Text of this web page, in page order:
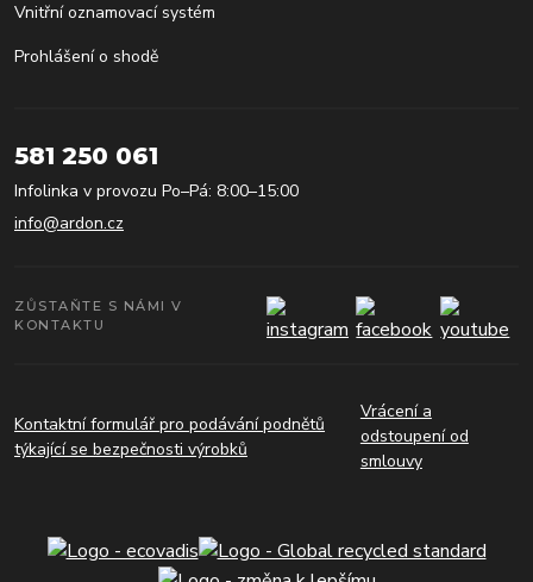
Vnitřní oznamovací systém
Prohlášení o shodě
581 250 061
Infolinka v provozu Po–Pá: 8:00–15:00
info@ardon.cz
ZŮSTAŇTE S NÁMI V
KONTAKTU
Kontaktní formulář pro podávání podnětů
týkající se bezpečnosti výrobků
Vrácení a
odstoupení od
smlouvy